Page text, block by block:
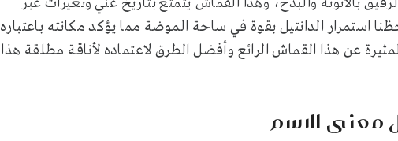
ومع دخولنا موسم ربيع وصيف 2026 لاحظنا استمرار الدانتيل بقوة في ساحة الموضة مما يؤكد مكانته باعتباره
عن هذا القماش الرائع وأفضل الطرق لاعتماده لأناقة مطلقة هذا
معنى الاسم